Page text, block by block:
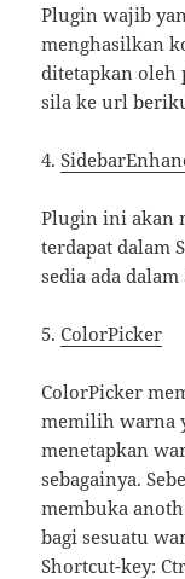
Plugin wajib
menghasilkan
ditetapkan
sila ke url
4.
Plugin ini akan
terdapat dalam
sedia ada
5.ColorPicker
ColorPicker
memilih warna
menetapkan
sebagainya.
membuka
bagi sesuatu
Shortcut-key: